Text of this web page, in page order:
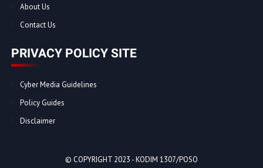
About Us
Contact Us
PRIVACY POLICY SITE
Cyber Media Guidelines
Policy Guides
Disclaimer
© COPYRIGHT 2023 -KODIM 1307/POSO